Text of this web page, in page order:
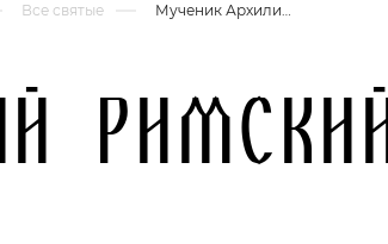
Все святые Мученик Архилий Римский Пресвитер